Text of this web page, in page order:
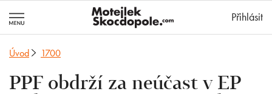
Přihlásit
Úvod 1700
PPF obdrží za neúčast v EP